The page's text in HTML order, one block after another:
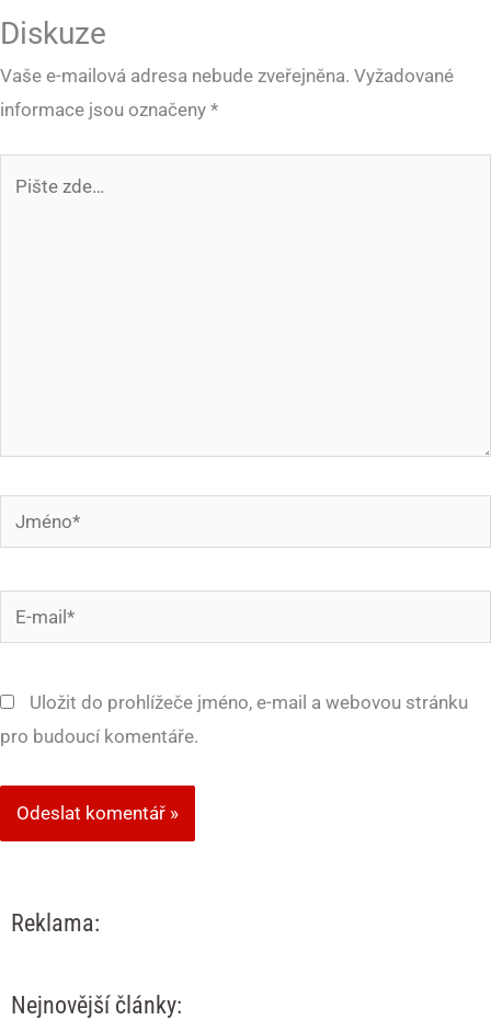
Diskuze
Vaše e-mailová adresa nebude zveřejněna. Vyžadované
informace jsou označeny *
Jméno*
mail*
Uložit do prohlížeče jméno, e-mail a webovou stránku
pro budoucí komentáře.
Reklama:
Nejnovější články: